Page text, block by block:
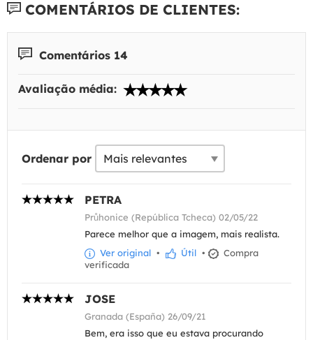
COMENTÁRIOS DE CLIENTES:
Comentários 14
Avaliação média:
Ordenar por
PETRA
Průhonice (República Tcheca) 02/05/22
Parece melhor que a imagem, mais realista.
Ver original • Útil •
Compra
verificada
JOSE
Granada (España) 26/09/21
Bem, era isso que eu estava procurando